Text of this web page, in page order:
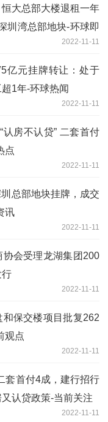
大总部大楼退租一年
圳湾总部地块-环球即
2022-11-11
亿元挂牌转让：处于
1年-环球热闻
2022-11-11
认房不认贷” 二套首付
点
2022-11-11
总部地块挂牌，成交
讯
2022-11-11
协会受理龙湖集团200
行
2022-11-11
保交楼项目批复262
观点
2022-11-11
套首付4成，建行招行
认贷政策-当前关注
2022-11-11